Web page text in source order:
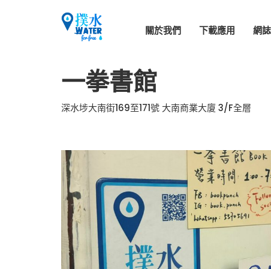
關於我們 下載應用 網誌
一拳書館
深水埗大南街169至171號 大南商業大廈 3/F全層